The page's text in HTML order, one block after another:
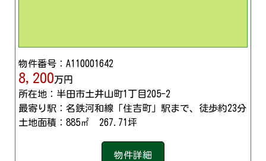
物件番号：A110001642
8,200万円
所在地：半田市土井山町1丁目205-2
最寄り駅：名鉄河和線「住吉町」駅まで、徒歩約23分
土地面積：885㎡ 267.71坪
物件詳細